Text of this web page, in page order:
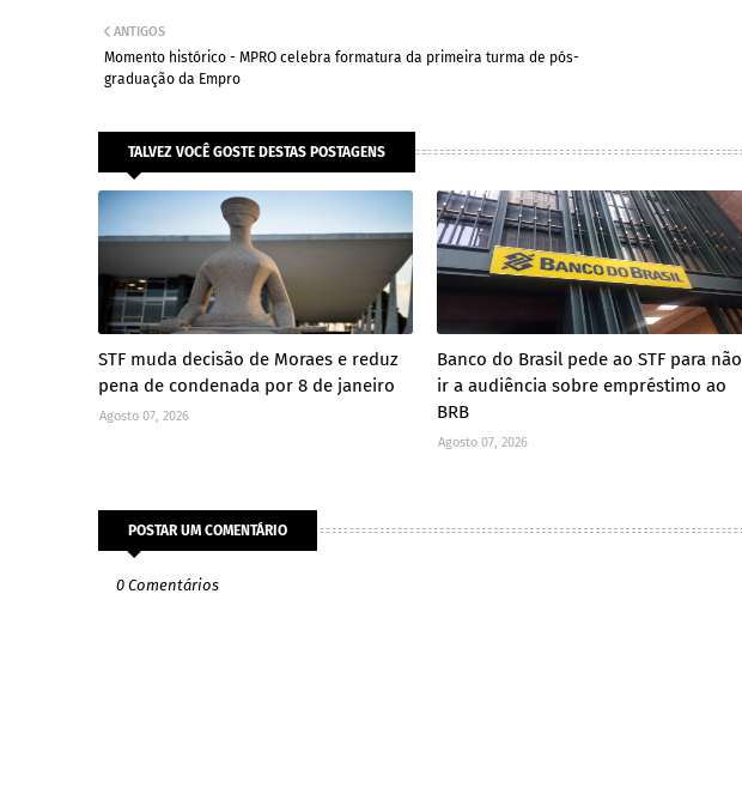
ANTIGOS
Momento histórico - MPRO celebra formatura da primeira turma de pós-
graduação da Empro
TALVEZ VOCÊ GOSTE DESTAS POSTAGENS
STF muda decisão de Moraes e reduz
pena de condenada por 8 de janeiro
Agosto 07, 2026
Banco do Brasil pede ao STF para não
ir a audiência sobre empréstimo ao
BRB
Agosto 07, 2026
POSTAR UM COMENTÁRIO
0 Comentários